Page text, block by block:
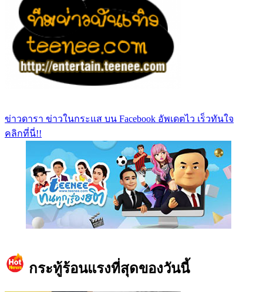
ข่าวดารา ข่าวในกระแส บน Facebook อัพเดตไว เร็วทันใจ
คลิกที่นี่!!
กระทู้ร้อนแรงที่สุดของวันนี้